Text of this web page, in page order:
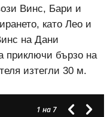
Винс, Бари и
като Лео и
на Дани
приключи бързо на
изтегли 30 м.
1 на 7